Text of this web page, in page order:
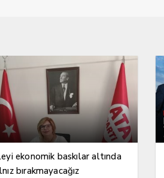
ekonomik baskılar altında
bırakmayacağız